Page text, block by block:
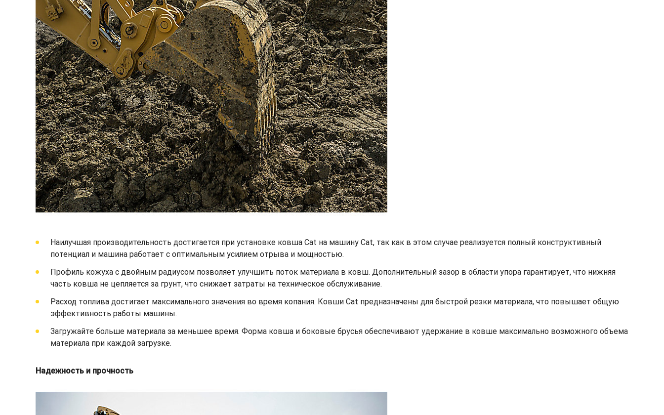
Наилучшая производительность достигается при установке ковша Cat на машину Cat, так как в этом случае реализуется полный конструктивный
потенциал и машина работает с оптимальным усилием отрыва и мощностью.
Профиль кожуха с двойным радиусом позволяет улучшить поток материала в ковш. Дополнительный зазор в области упора гарантирует, что нижняя
часть ковша не цепляется за грунт, что снижает затраты на техническое обслуживание.
Расход топлива достигает максимального значения во время копания. Ковши Cat предназначены для быстрой резки материала, что повышает общую
эффективность работы машины.
Загружайте больше материала за меньшее время. Форма ковша и боковые брусья обеспечивают удержание в ковше максимально возможного объема
материала при каждой загрузке.
Надежность и прочность